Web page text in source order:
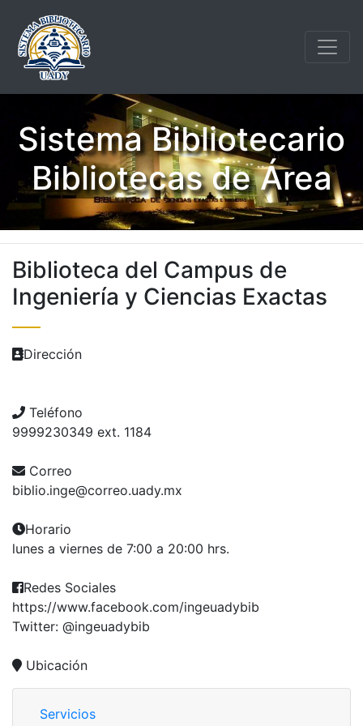
Sistema Bibliotecario
Bibliotecas de Área
Biblioteca del Campus de
Ingeniería y Ciencias Exactas
Dirección
Teléfono
9999230349 ext. 1184
Correo
biblio.inge@correo.uady.mx
Horario
lunes a viernes de 7:00 a 20:00 hrs.
Redes Sociales
https://www.facebook.com/ingeuadybib
Twitter: @ingeuadybib
Ubicación
Servicios